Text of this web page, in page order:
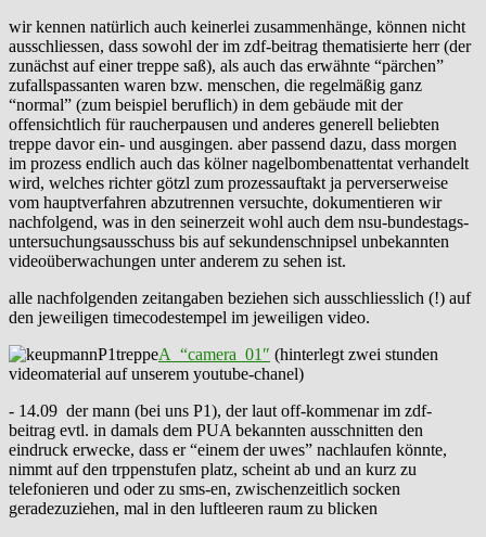
wir kennen natürlich auch keinerlei zusammenhänge, können nicht
ausschliessen, dass sowohl der im zdf-beitrag thematisierte herr (der
zunächst auf einer treppe saß), als auch das erwähnte “pärchen”
zufallspassanten waren bzw. menschen, die regelmäßig ganz
“normal” (zum beispiel beruflich) in dem gebäude mit der
offensichtlich für raucherpausen und anderes generell beliebten
treppe davor ein- und ausgingen. aber passend dazu, dass morgen
im prozess endlich auch das kölner nagelbombenattentat verhandelt
wird, welches richter götzl zum prozessauftakt ja perverserweise
vom hauptverfahren abzutrennen versuchte, dokumentieren wir
nachfolgend, was in den seinerzeit wohl auch dem nsu-bundestags-
untersuchungsausschuss bis auf sekundenschnipsel unbekannten
videoüberwachungen unter anderem zu sehen ist.
alle nachfolgenden zeitangaben beziehen sich ausschliesslich (!) auf
den jeweiligen timecodestempel im jeweiligen video.
A “camera_01″ (hinterlegt zwei stunden
videomaterial auf unserem youtube-chanel)
- 14.09 der mann (bei uns P1), der laut off-kommenar im zdf-
beitrag evtl. in damals dem PUA bekannten ausschnitten den
eindruck erwecke, dass er “einem der uwes” nachlaufen könnte,
nimmt auf den trppenstufen platz, scheint ab und an kurz zu
telefonieren und oder zu sms-en, zwischenzeitlich socken
geradezuziehen, mal in den luftleeren raum zu blicken